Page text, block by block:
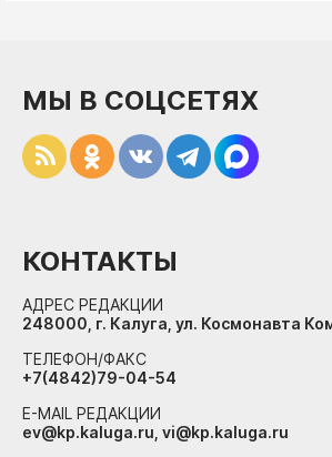
МЫ В СОЦСЕТЯХ
КОНТАКТЫ
АДРЕС РЕДАКЦИИ
248000, г. Калуга, ул. Космонавта
ТЕЛЕФОН/ФАКС
+7(4842)79-04-54
E-MAIL РЕДАКЦИИ
ev@kp.kaluga.ru, vi@kp.kaluga.ru